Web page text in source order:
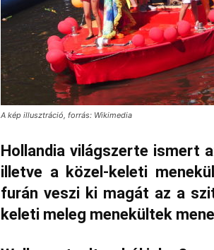
A kép illusztráció, forrás: Wikimedia
Hollandia világszerte ismert
illetve a közel-keleti
furán veszi ki magát az a
keleti meleg menekültek